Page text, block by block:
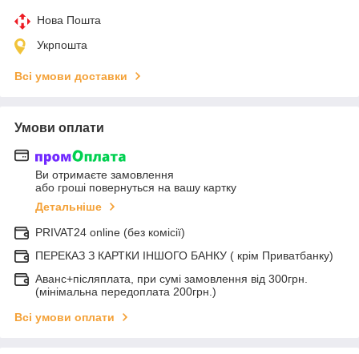
Нова Пошта
Укрпошта
Всі умови доставки
Умови оплати
Ви отримаєте замовлення
або гроші повернуться на вашу картку
Детальніше
PRIVAT24 online (без комісії)
ПЕРЕКАЗ З КАРТКИ ІНШОГО БАНКУ ( крім Приватбанку)
Аванс+післяплата, при сумі замовлення від 300грн.
(мінімальна передоплата 200грн.)
Всі умови оплати